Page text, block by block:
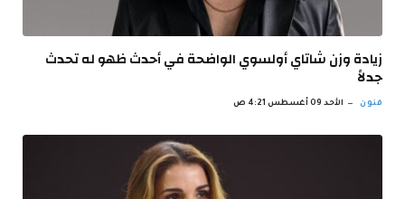
زيادة وزن شاتاي أولسوي الواضحة في أحدث ظهو له تحدث
جدلاً
فنون الأحد 09 أغسطس 4:21 ص